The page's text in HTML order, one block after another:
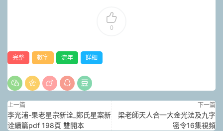
0
完整 數字 流年 詳細
上一篇
李光浦-果老星宗新诠_鄭氏星案新
诠續篇pdf 198頁 雙開本
下一篇
梁老師天人合一大金光法及九字
密令16集視頻